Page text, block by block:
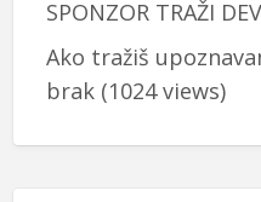
SPONZOR TRAŽI
Ako tražiš
brak(1024 views)